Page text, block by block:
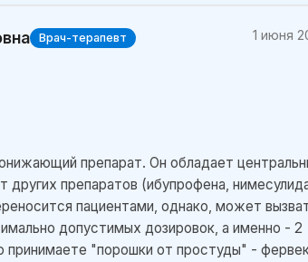
Врач-терапевт 1 июня
препарат. Он обладает
препаратов (ибупрофена,
пациентами, однако, может
допустимых дозировок, а именно - 2
принимаете "порошки от простуды" -